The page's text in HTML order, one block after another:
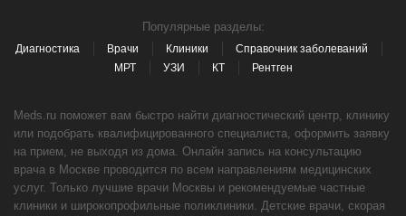
Популярные разделы:
Диагностика Врачи Клиники
Справочник заболеваний
МРТ
УЗИ КТ Рентген
Meds.ru поможет вам быстро найти диагностический центр, клинику
или подобрать квалифицированного специалиста, оформить заявку
на прием, не выходя из дома. Онлайн запись на консультацию
врача в Москве проводится по всем направлениям медицинских
услуг. Только лучшие врачи Москвы и рекомендуемые частные
клиники и широкопрофильные поликлиники. Детские врачи, скорая